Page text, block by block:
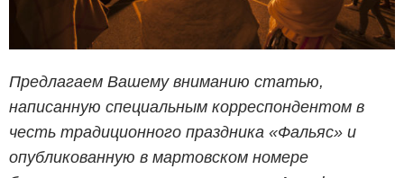
Предлагаем Вашему вниманию статью,
написанную специальным корреспондентом в
честь традиционного праздника «Фальяс» и
опубликованную в мартовском номере